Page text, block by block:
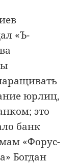
«Ъ-
юрлиц,
это
банк
«Форус-
Богдан